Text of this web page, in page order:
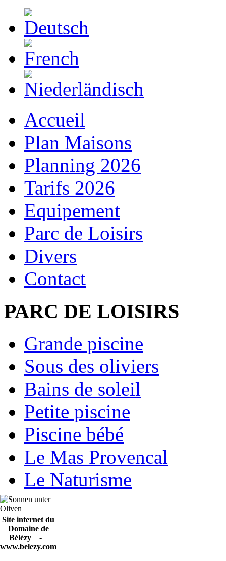
Accueil
Plan Maisons
Planning 2026
Tarifs 2026
Equipement
Parc de Loisirs
Divers
Contact
PARC DE LOISIRS
Grande piscine
Sous des oliviers
Bains de soleil
Petite piscine
Piscine bébé
Le Mas Provencal
Le Naturisme
Site internet du
Domaine de
Bélézy -
www.belezy.com